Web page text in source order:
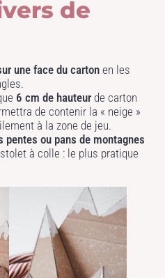
de
une face du carton en les
6 cm de hauteur de carton
de contenir la « neige »
à la zone de jeu.
pentes ou pans de montagnes
à colle : le plus pratique